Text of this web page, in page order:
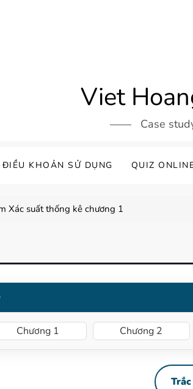
Viet
Case
ĐIỀU KHOẢN SỬ DỤNG QUIZ
Xác suất thống kê chương 1
Chương 1 Chương 2